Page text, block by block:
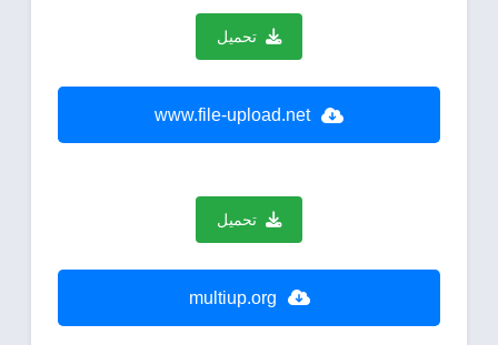
تحميل
www.file-upload.net
تحميل
multiup.org